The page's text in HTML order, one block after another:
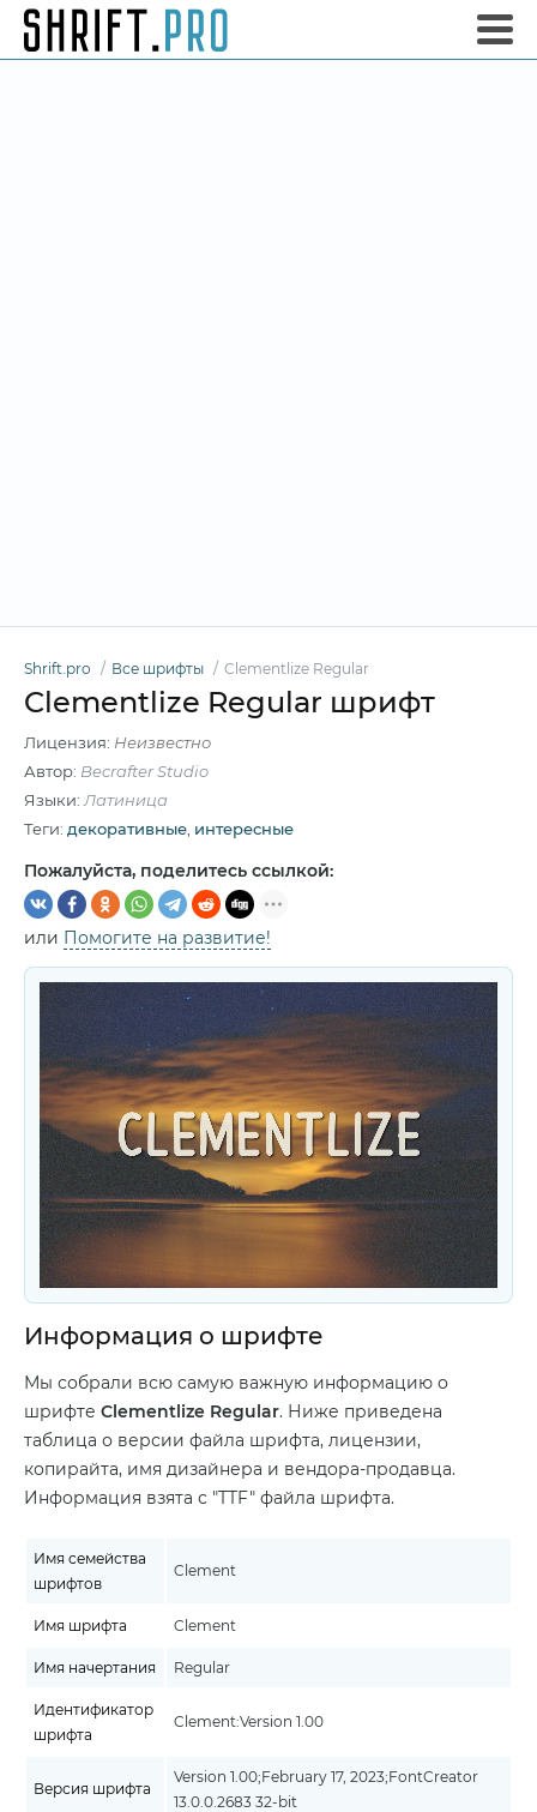
Shrift.pro Все шрифты Clementlize Regular
Clementlize Regular шрифт
Лицензия: Неизвестно
Автор: Becrafter Studio
Языки: Латиница
Теги: декоративные интересные
Пожалуйста, поделитесь ссылкой:
или Помогите на развитие!
Информация о шрифте
Мы собрали всю самую важную информацию о
шрифте Clementlize Regular. Ниже приведена
таблица о версии файла шрифта, лицензии,
копирайта, имя дизайнера и вендора-продавца.
Информация взята с "TTF" файла шрифта.
Имя семейства
шрифтов
Clement
Имя шрифта Clement
Имя начертания Regular
Идентификатор
шрифта
Clement:Version 1.00
Версия шрифта
Version 1.00;February 17, 2023;FontCreator
13.0.0.2683 32-bit